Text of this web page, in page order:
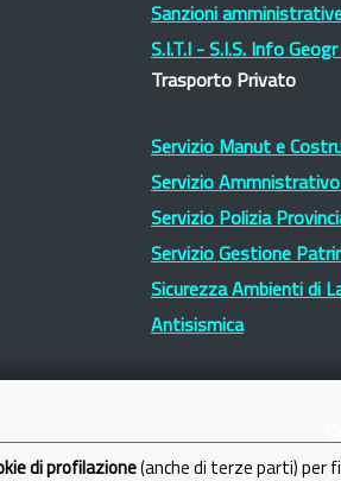
Sanzioni
S.I.T.I - S.I.S. Info
Trasporto Privato
Servizio Manut e
Servizio Ammnistrativo
Servizio Polizia
Servizio Gestione
Sicurezza Ambienti di
Antisismica
di profilazione (anche di terze parti) per